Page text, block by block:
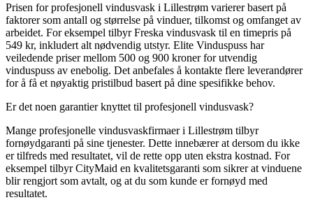
Prisen for profesjonell vindusvask i Lillestrøm varierer basert på
faktorer som antall og størrelse på vinduer, tilkomst og omfanget av
arbeidet. For eksempel tilbyr Freska vindusvask til en timepris på
549 kr, inkludert alt nødvendig utstyr. Elite Vinduspuss har
veiledende priser mellom 500 og 900 kroner for utvendig
vinduspuss av enebolig. Det anbefales å kontakte flere leverandører
for å få et nøyaktig pristilbud basert på dine spesifikke behov.
Er det noen garantier knyttet til profesjonell vindusvask?
Mange profesjonelle vindusvaskfirmaer i Lillestrøm tilbyr
fornøydgaranti på sine tjenester. Dette innebærer at dersom du ikke
er tilfreds med resultatet, vil de rette opp uten ekstra kostnad. For
eksempel tilbyr CityMaid en kvalitetsgaranti som sikrer at vinduene
blir rengjort som avtalt, og at du som kunde er fornøyd med
resultatet.